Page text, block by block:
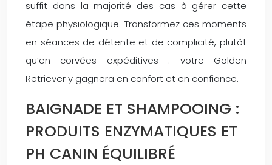
suffit dans la majorité des cas à gérer cette
étape physiologique. Transformez ces moments
en séances de détente et de complicité, plutôt
qu’en corvées expéditives : votre Golden
Retriever y gagnera en confort et en confiance.
BAIGNADE ET SHAMPOOING :
PRODUITS ENZYMATIQUES ET
PH CANIN ÉQUILIBRÉ